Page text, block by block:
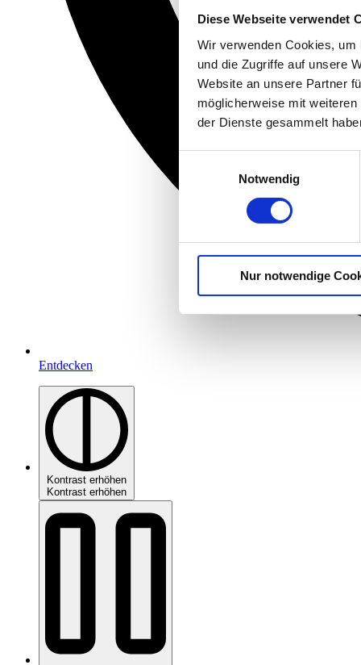
Diese Webseite verwendet
Wir verwenden Cookies,
und die Zugriffe auf unsere
Website an unsere Partner
möglicherweise mit
der Dienste gesammelt
Notwendig
Nur notwendige
Entdecken
Kontrast erhöhen
Kontrast erhöhen